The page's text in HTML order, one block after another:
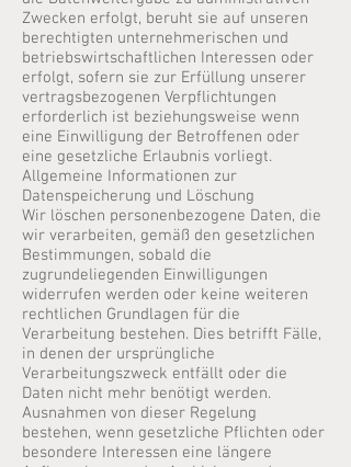
Zwecken erfolgt, beruht sie auf unseren
berechtigten unternehmerischen und
betriebswirtschaftlichen Interessen oder
erfolgt, sofern sie zur Erfüllung unserer
vertragsbezogenen Verpflichtungen
erforderlich ist beziehungsweise wenn
eine Einwilligung der Betroffenen oder
eine gesetzliche Erlaubnis vorliegt.
Allgemeine Informationen zur
Datenspeicherung und Löschung
Wir löschen personenbezogene Daten, die
wir verarbeiten, gemäß den gesetzlichen
Bestimmungen, sobald die
zugrundeliegenden Einwilligungen
widerrufen werden oder keine weiteren
rechtlichen Grundlagen für die
Verarbeitung bestehen. Dies betrifft Fälle,
in denen der ursprüngliche
Verarbeitungszweck entfällt oder die
Daten nicht mehr benötigt werden.
Ausnahmen von dieser Regelung
bestehen, wenn gesetzliche Pflichten oder
besondere Interessen eine längere